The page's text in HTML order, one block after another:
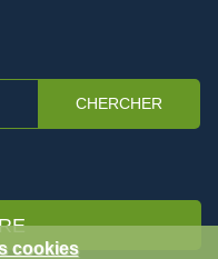
CHERCHER
cookies